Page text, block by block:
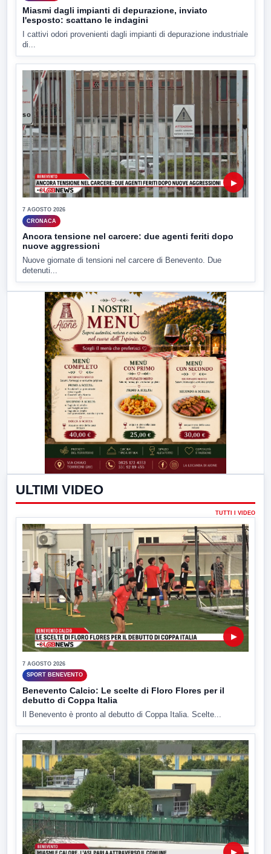
Miasmi dagli impianti di depurazione, inviato
l'esposto: scattano le indagini
I cattivi odori provenienti dagli impianti di depurazione industriale
di...
▶
7 AGOSTO 2026
CRONACA
Ancora tensione nel carcere: due agenti feriti dopo
nuove aggressioni
Nuove giornate di tensioni nel carcere di Benevento. Due
detenuti...
ULTIMI VIDEO
TUTTI I VIDEO
▶
7 AGOSTO 2026
SPORT BENEVENTO
Benevento Calcio: Le scelte di Floro Flores per il
debutto di Coppa Italia
Il Benevento è pronto al debutto di Coppa Italia. Scelte...
▶